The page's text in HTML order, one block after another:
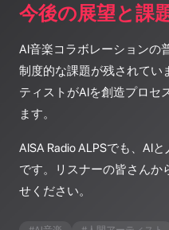
今後の展望と課
AI音楽コラボレーションの
制度的な課題が残されてい
ティストがAIを創造プロセ
ます。
AISA Radio ALPSでも、AI
です。リスナーの皆さんか
せください。